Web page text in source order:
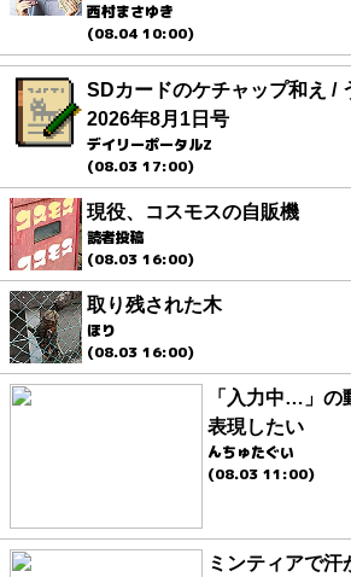
西村まさゆき
(08.04 10:00)
SDカードのケチャップ和え /
2026年8月1日号
デイリーポータルZ
(08.03 17:00)
現役、コスモスの自販機
読者投稿
(08.03 16:00)
取り残された木
ほり
(08.03 16:00)
「入力中…」の
表現したい
んちゅたぐい
(08.03 11:00)
ミンティアで汗